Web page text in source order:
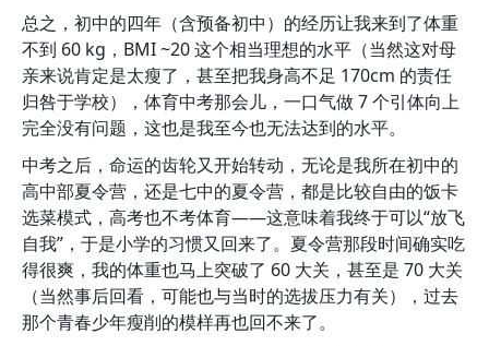
总之，初中的四年（含预备初中）的经历让我来到了体重
不到 60 kg，BMI ~20 这个相当理想的水平（当然这对母
亲来说肯定是太瘦了，甚至把我身高不足 170cm 的责任
归咎于学校），体育中考那会儿，一口气做 7 个引体向上
完全没有问题，这也是我至今也无法达到的水平。
中考之后，命运的齿轮又开始转动，无论是我所在初中的
高中部夏令营，还是七中的夏令营，都是比较自由的饭卡
选菜模式，高考也不考体育——这意味着我终于可以“放飞
自我”，于是小学的习惯又回来了。夏令营那段时间确实吃
得很爽，我的体重也马上突破了 60 大关，甚至是 70 大关
（当然事后回看，可能也与当时的选拔压力有关），过去
那个青春少年瘦削的模样再也回不来了。